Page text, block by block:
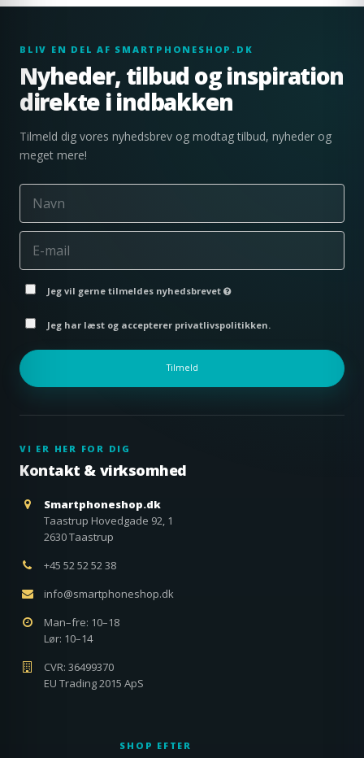
BLIV EN DEL AF SMARTPHONESHOP.DK
Nyheder, tilbud og inspiration
direkte i indbakken
Tilmeld dig vores nyhedsbrev og modtag tilbud, nyheder og
meget mere!
Jeg vil gerne tilmeldes nyhedsbrevet
Jeg har læst og accepterer privatlivspolitikken.
Tilmeld
VI ER HER FOR DIG
Kontakt & virksomhed
Smartphoneshop.dk
Taastrup Hovedgade 92, 1
2630 Taastrup
+45 52 52 52 38
info@smartphoneshop.dk
Man–fre: 10–18
Lør: 10–14
CVR: 36499370
EU Trading 2015 ApS
SHOP EFTER